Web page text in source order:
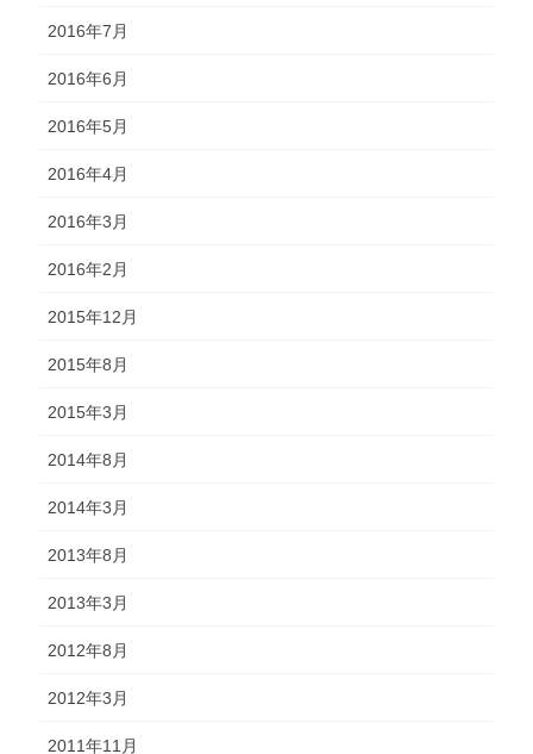
2016年7月
2016年6月
2016年5月
2016年4月
2016年3月
2016年2月
2015年12月
2015年8月
2015年3月
2014年8月
2014年3月
2013年8月
2013年3月
2012年8月
2012年3月
2011年11月